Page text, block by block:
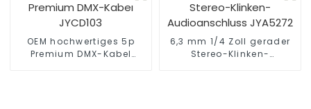
OEM hochwertiges 5p
Premium DMX-Kabel
6,3 mm 1/4 Zoll gerader
Stereo-Klinken-